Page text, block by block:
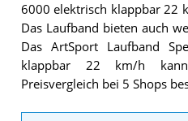
6000 elektrisch klappbar 22
Das Laufband bieten auch
Das ArtSport Laufband
klappbar 22 km/h
Preisvergleich bei 5 Shops